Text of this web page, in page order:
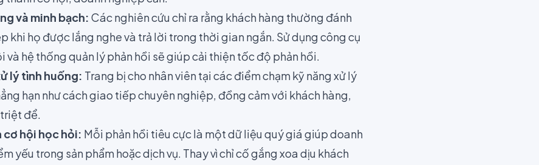
và minh bạch: Các nghiên cứu chỉ ra rằng khách hàng thường đánh
khi họ được lắng nghe và trả lời trong thời gian ngắn. Sử dụng công cụ
và hệ thống quản lý phản hồi sẽ giúp cải thiện tốc độ phản hồi.
lý tình huống: Trang bị cho nhân viên tại các điểm chạm kỹ năng xử lý
hạn như cách giao tiếp chuyên nghiệp, đồng cảm với khách hàng,
để.
cơ hội học hỏi: Mỗi phản hồi tiêu cực là một dữ liệu quý giá giúp doanh
yếu trong sản phẩm hoặc dịch vụ. Thay vì chỉ cố gắng xoa dịu khách